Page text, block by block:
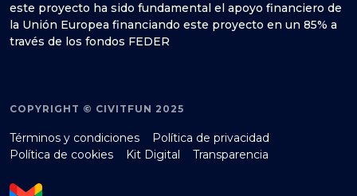
este proyecto ha sido fundamental el apoyo financiero de
la Unión Europea financiando este proyecto en un 85% a
través de los fondos FEDER
COPYRIGHT © CIVITFUN 2025
Términos y condiciones
Política de privacidad
Política de cookies
Kit Digital Transparencia